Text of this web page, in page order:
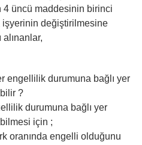
üncü maddesinin birinci
işyerinin değiştirilmesine
engellilik durumuna bağlı yer
?
durumuna bağlı yer
için ;
oranında engelli olduğunu